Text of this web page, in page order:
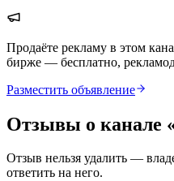
Продаёте рекламу в этом
бирже — бесплатно,
Разместить объявление
Отзывы о канале
Отзыв нельзя удалить —
ответить на него.